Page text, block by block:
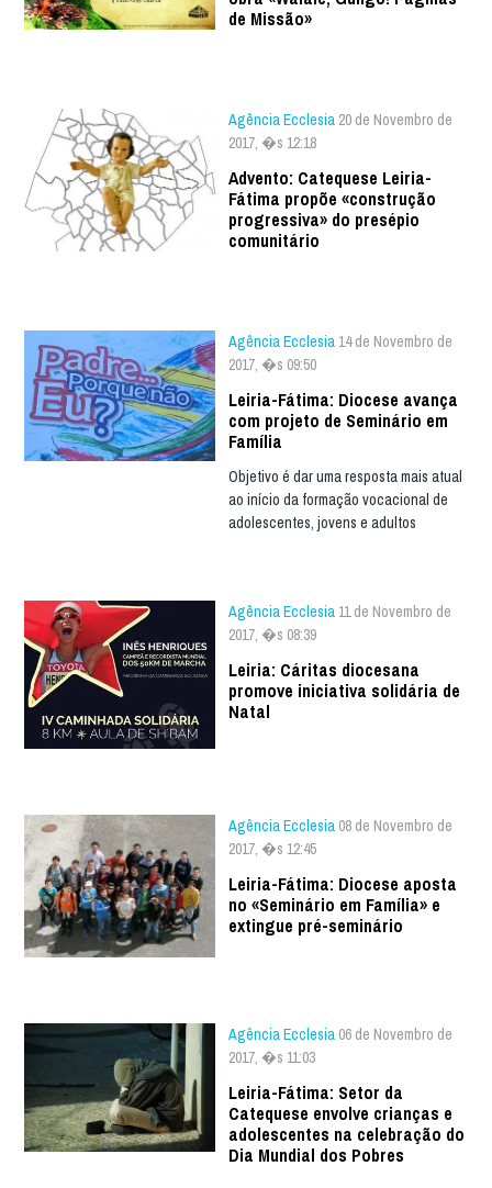
de Missão»
Agência Ecclesia 20 de Novembro de
2017, �s 12:18
Advento: Catequese Leiria-
Fátima propõe «construção
progressiva» do presépio
comunitário
Agência Ecclesia 14 de Novembro de
2017, �s 09:50
Leiria-Fátima: Diocese avança
com projeto de Seminário em
Família
Objetivo é dar uma resposta mais atual
ao início da formação vocacional de
adolescentes, jovens e adultos
Agência Ecclesia 11 de Novembro de
2017, �s 08:39
Leiria: Cáritas diocesana
promove iniciativa solidária de
Natal
Agência Ecclesia 08 de Novembro de
2017, �s 12:45
Leiria-Fátima: Diocese aposta
no «Seminário em Família» e
extingue pré-seminário
Agência Ecclesia 06 de Novembro de
2017, �s 11:03
Leiria-Fátima: Setor da
Catequese envolve crianças e
adolescentes na celebração do
Dia Mundial dos Pobres